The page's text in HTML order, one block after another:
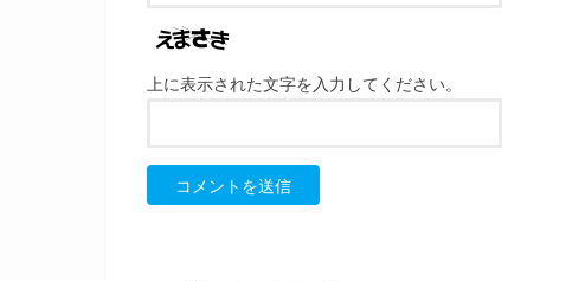
上に表示された文字を入力してください。